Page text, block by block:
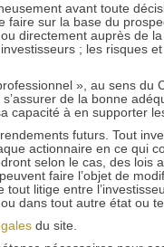
nos newsletters
avant toute
faire sur la base du
directement auprès de
; les risques
», au sens du
de la bonne
capacité à en supporter
futurs. Tout
actionnaire en ce qui
selon le cas, des lois
faire l’objet de
litige entre
dans tout autre état ou
du site.